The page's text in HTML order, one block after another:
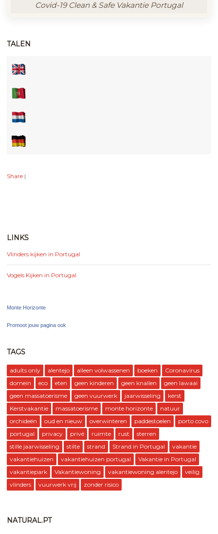
Covid-19 Clean & Safe Vakantie Portugal
TALEN
Share |
LINKS
Vlinders kijken in Portugal
Vogels Kijken in Portugal
Monte Horizonte
Promoot jouw pagina ook
TAGS
adults only alentejo alleen volwassenen boeken
Coronavirus
domein
eco eten geen kinderen geen knallen
geen lawaai
geen massatoerisme
geen vuurwerk jaarwisseling
kerst
Kerstvakantie
massatoerisme monte horizonte
natuur
orchideën
oud en nieuw overwinteren paddestoelen
porto covo
portugal
privacy privé ruimte rust
sterren
stille jaarwisseling
stilte strand Strand in Portugal
vakantie
vakantiehuizen
vakantiehuizen portugal
Vakantie in Portugal
vakantiepark
Vakantiewoning vakantiewoning alentejo
veilig
vlinders
vuurwerk vrij zonder risico
NATURAL.PT